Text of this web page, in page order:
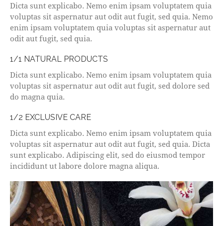
Dicta sunt explicabo. Nemo enim ipsam voluptatem quia
voluptas sit aspernatur aut odit aut fugit, sed quia. Nemo
enim ipsam voluptatem quia voluptas sit aspernatur aut
odit aut fugit, sed quia.
1/1 NATURAL PRODUCTS
Dicta sunt explicabo. Nemo enim ipsam voluptatem quia
voluptas sit aspernatur aut odit aut fugit, sed dolore sed
do magna quia.
1/2 EXCLUSIVE CARE
Dicta sunt explicabo. Nemo enim ipsam voluptatem quia
voluptas sit aspernatur aut odit aut fugit, sed quia. Dicta
sunt explicabo. Adipiscing elit, sed do eiusmod tempor
incididunt ut labore dolore magna aliqua.